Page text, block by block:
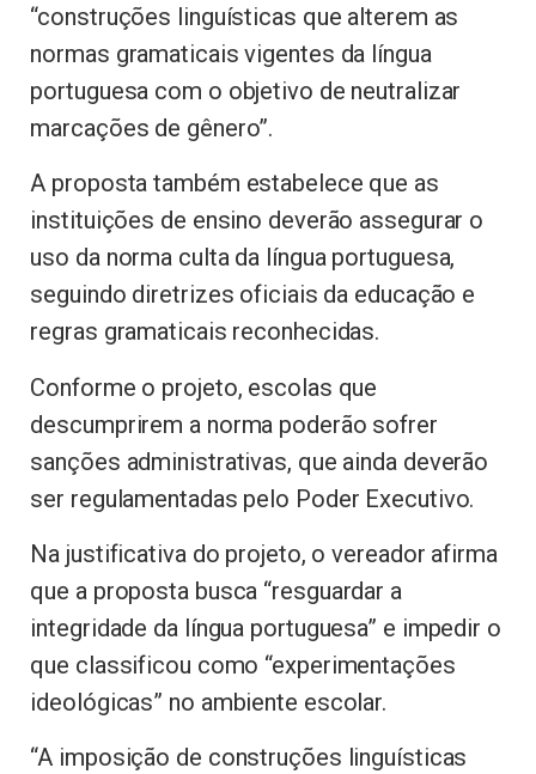
“construções linguísticas que alterem as
normas gramaticais vigentes da língua
portuguesa com o objetivo de neutralizar
marcações de gênero”.
A proposta também estabelece que as
instituições de ensino deverão assegurar o
uso da norma culta da língua portuguesa,
seguindo diretrizes oficiais da educação e
regras gramaticais reconhecidas.
Conforme o projeto, escolas que
descumprirem a norma poderão sofrer
sanções administrativas, que ainda deverão
ser regulamentadas pelo Poder Executivo.
Na justificativa do projeto, o vereador afirma
que a proposta busca “resguardar a
integridade da língua portuguesa” e impedir o
que classificou como “experimentações
ideológicas” no ambiente escolar.
“A imposição de construções linguísticas